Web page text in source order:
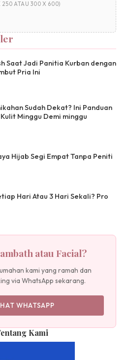
250 ATAU 300 X 600)
Saat Jadi Panitia Kurban dengan
Pria Ini
Sudah Dekat? Ini Panduan
Minggu Demi minggu
Hijab Segi Empat Tanpa Peniti
Hari Atau 3 Hari Sekali? Pro
atau Facial?
kami yang ramah dan
via WhatsApp sekarang.
WHATSAPP
Kami